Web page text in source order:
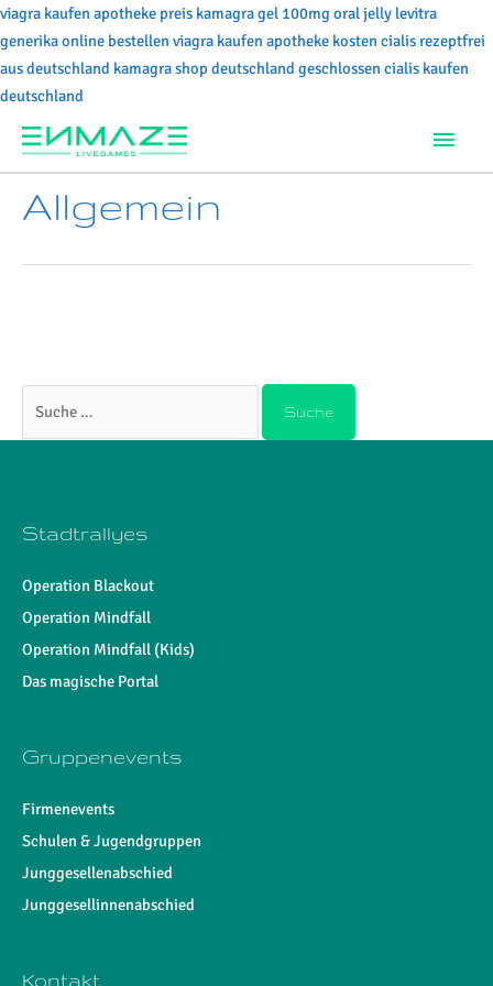
viagra kaufen apotheke preis kamagra gel 100mg oral jelly levitra
generika online bestellen viagra kaufen apotheke kosten cialis rezeptfrei
aus deutschland kamagra shop deutschland geschlossen cialis kaufen
deutschland
Inhalt
springen
Allgemein
nach:
Stadtrallyes
Operation Blackout
Operation Mindfall
Operation Mindfall (Kids)
Das magische Portal
Gruppenevents
Firmenevents
Schulen & Jugendgruppen
Junggesellenabschied
Junggesellinnenabschied
Kontakt